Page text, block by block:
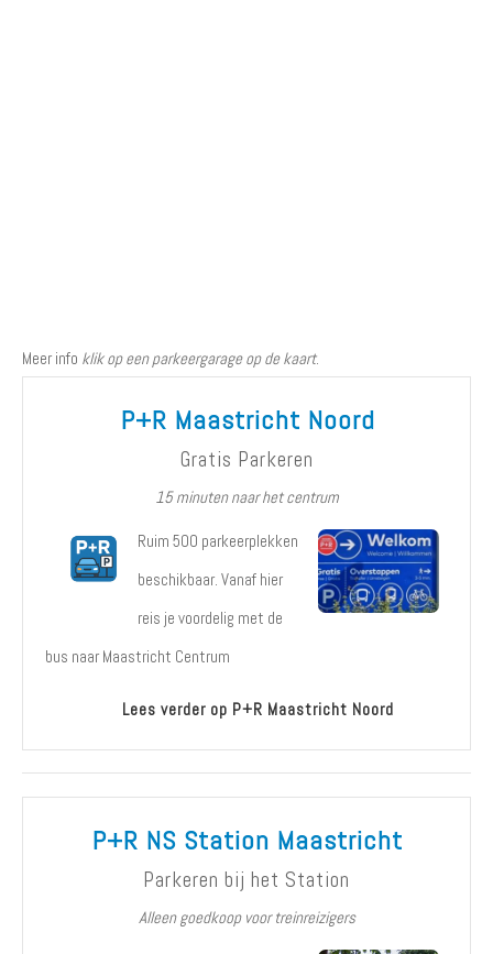
Meer info klik op een parkeergarage op de kaart.
P+R Maastricht Noord
Gratis Parkeren
15 minuten naar het centrum
Ruim 500 parkeerplekken
beschikbaar. Vanaf hier
reis je voordelig met de
bus naar Maastricht Centrum
Lees verder op P+R Maastricht Noord
P+R NS Station Maastricht
Parkeren bij het Station
Alleen goedkoop voor treinreizigers